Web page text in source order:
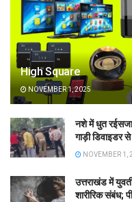
High Square
NOVEMBER 1, 2025
नशे में धुत
गाड़ी डिवाइडर
NOVEMBER 1,
उत्तराखंड में
शारीरिक संबंध;